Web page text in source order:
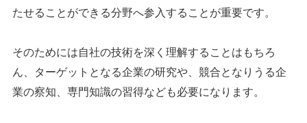
たせることができる分野へ参入することが重要です。
そのためには自社の技術を深く理解することはもちろ
ん、ターゲットとなる企業の研究や、競合となりうる企
業の察知、専門知識の習得なども必要になります。